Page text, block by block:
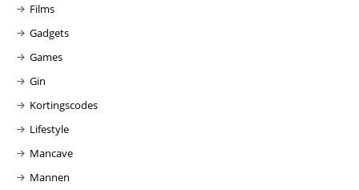
Films
Gadgets
Games
Gin
Kortingscodes
Lifestyle
Mancave
Mannen